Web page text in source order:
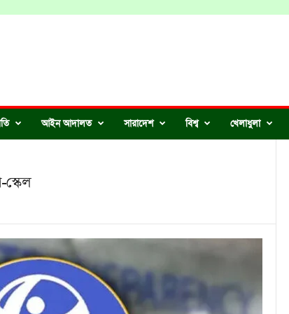
আইন আদালত সারাদেশ বিশ্ব খেলাধুলা